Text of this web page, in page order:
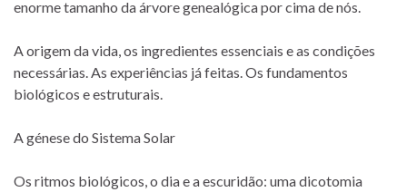
enorme tamanho da árvore genealógica por cima de nós.
A origem da vida, os ingredientes essenciais e as condições
necessárias. As experiências já feitas. Os fundamentos
biológicos e estruturais.
A génese do Sistema Solar
Os ritmos biológicos, o dia e a escuridão: uma dicotomia